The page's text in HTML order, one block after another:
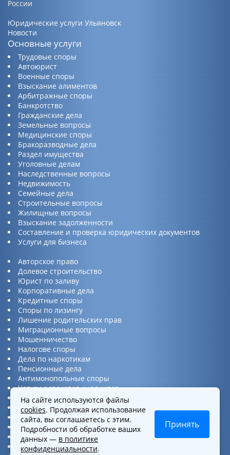
России
Юридические услуги Ульяновск
Новости
Основные услуги
Трудовые споры
Автоюрист
Военные споры
Взыскание алиментов
Арбитражные споры
Банкротство
Гражданские дела
Земельные вопросы
Медицинские споры
Бракоразводные дела
Раздел имущества
Уголовные делам
Наследственные вопросы
Недвижимость
Семейные дела
Строительные вопросы
Жилищные вопросы
Взыскание задолженности
Составление и проверка юридических документов
Услуги для бизнеса
Авторское право
Долевое строительство
Юрист по заливу
Корпоративные дела
Кредитные споры
Споры по лизингу
Лишение родительских прав
Миграционные вопросы
Мошенничество
Налогове споры
Дела по наркотикам
Пенсионные дела
Антимонопольные споры
Услуги адвокатов и юристов
Юридическая консультация
Споры по ДТП
Защита прав потребителей
Услуги по бизнес вопросам
Интеллектуальная собственность
Представительство в суде
На сайте используются файлы
cookies. Продолжая использование
сайта, вы соглашаетесь с этим.
Подробности об обработке ваших
данных — в политике
конфиденциальности.
Принять